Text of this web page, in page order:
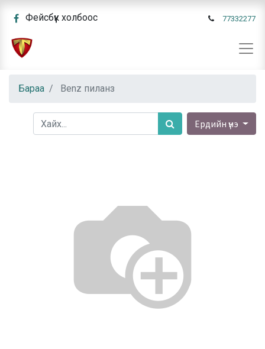
Фейсбүүк холбоос 77332277
Бараа Benz пиланз
Ердийн үнэ